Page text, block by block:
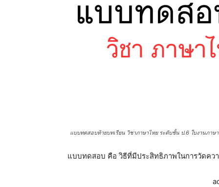
แบบทดสอบท้ายบทเรียน วิชาภาษาไทย ระดับชั้น ป.6 ใบงานภา
แบบทดสอบ คือ วิธีที่มีประสิทธิภาพในการวัดคว